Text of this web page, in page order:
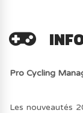
Pro Cycling
Les nouveautés